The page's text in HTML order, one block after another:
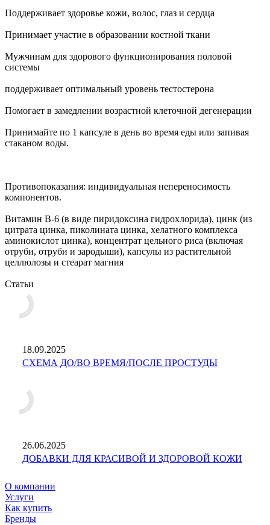
Поддерживает здоровье кожи, волос, глаз и сердца
Принимает участие в образовании костной ткани
Мужчинам для здорового функционирования половой
системы
поддерживает оптимальный уровень тестостерона
Помогает в замедлении возрастной клеточной дегенерации
Принимайте по 1 капсуле в день во время еды или запивая
стаканом воды.
Противопоказания: индивидуальная непереносимость
компонентов.
Витамин B-6 (в виде пиридоксина гидрохлорида), цинк (из
цитрата цинка, пиколината цинка, хелатного комплекса
аминокислот цинка), концентрат цельного риса (включая
отруби, отруби и зародыши), капсулы из растительной
целлюлозы и стеарат магния
Статьи
18.09.2025
СХЕМА ДО/ВО ВРЕМЯ/ПОСЛЕ ПРОСТУДЫ
26.06.2025
ДОБАВКИ ДЛЯ КРАСИВОЙ И ЗДОРОВОЙ КОЖИ
О компании
Услуги
Как купить
Бренды